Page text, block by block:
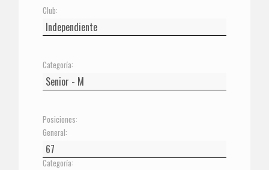
Club:
Categoría:
Posiciones:
General:
Categoría: